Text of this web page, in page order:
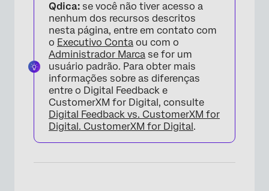
Qdica: se você não tiver acesso a
nenhum dos recursos descritos
nesta página, entre em contato com
o Executivo Conta ou com o
Administrador Marca se for um
usuário padrão. Para obter mais
informações sobre as diferenças
entre o Digital Feedback e
CustomerXM for Digital, consulte
Digital Feedback vs. CustomerXM for
Digital. CustomerXM for Digital.